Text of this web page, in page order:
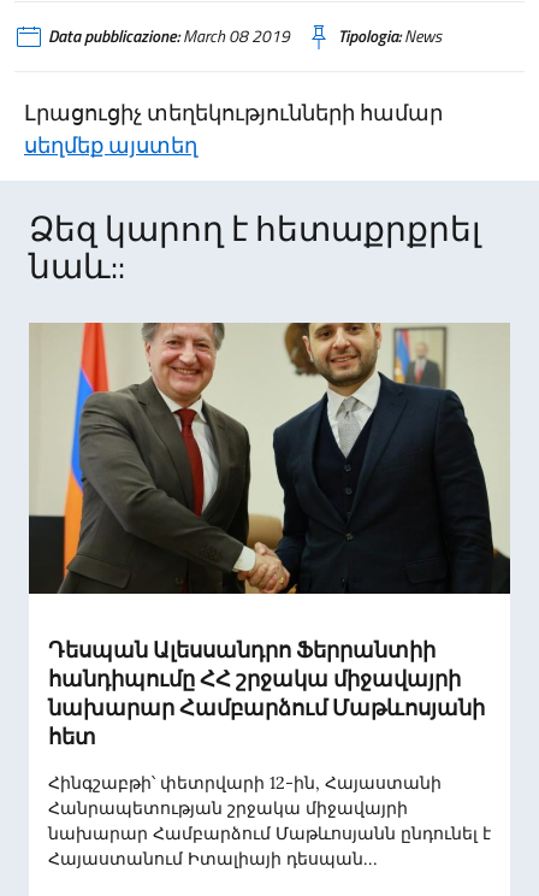
Data pubblicazione:March 08 2019 Tipologia:News
Լրացուցիչ տեղեկությունների համար
սեղմեք այստեղ
Ձեզ կարող է հետաքրքրել
նաև::
Դեսպան Ալեսսանդրո Ֆերրանտիի
հանդիպումը ՀՀ շրջակա միջավայրի
նախարար Համբարձում Մաթևոսյանի
հետ
Հինգշաբթի՝ փետրվարի 12-ին, Հայաստանի
Հանրապետության շրջակա միջավայրի
նախարար Համբարձում Մաթևոսյանն ընդունել է
Հայաստանում Իտալիայի դեսպան...